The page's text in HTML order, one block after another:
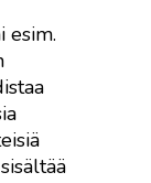
esim.